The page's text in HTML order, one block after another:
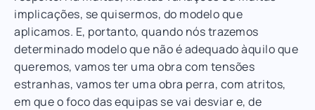
implicações, se quisermos, do modelo que
aplicamos. E, portanto, quando nós trazemos
determinado modelo que não é adequado àquilo que
queremos, vamos ter uma obra com tensões
estranhas, vamos ter uma obra perra, com atritos,
em que o foco das equipas se vai desviar e, de